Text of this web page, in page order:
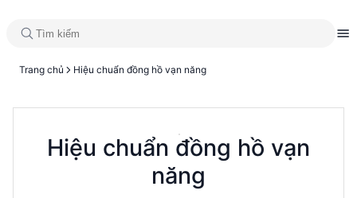
Trang chủ Hiệu chuẩn đồng hồ vạn năng
Hiệu chuẩn đồng hồ vạn
năng